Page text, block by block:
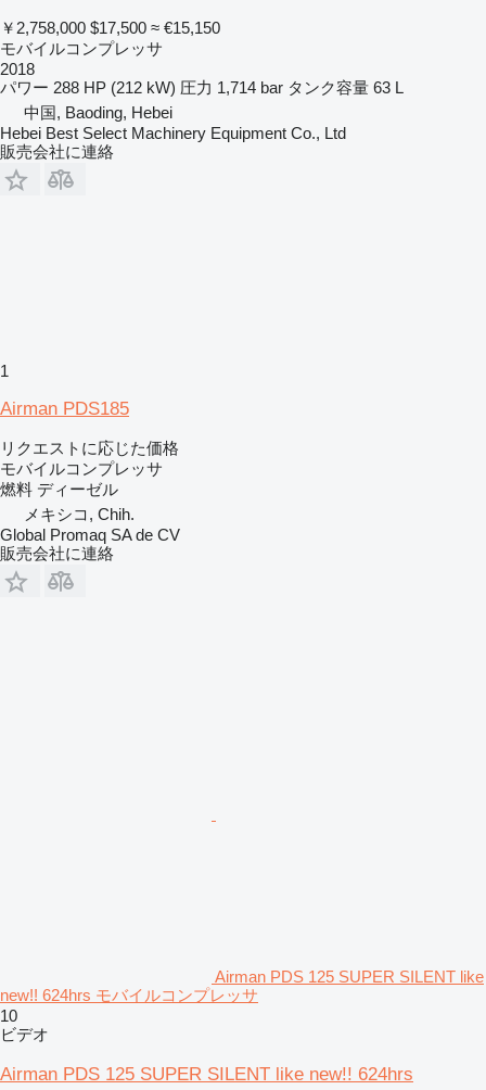
￥2,758,000 $17,500 ≈ €15,150
モバイルコンプレッサ
2018
パワー 288 HP (212 kW) 圧力 1,714 bar タンク容量 63 L
中国, Baoding, Hebei
Hebei Best Select Machinery Equipment Co., Ltd
販売会社に連絡
1
Airman PDS185
リクエストに応じた価格
モバイルコンプレッサ
燃料 ディーゼル
メキシコ, Chih.
Global Promaq SA de CV
販売会社に連絡
Airman PDS 125 SUPER SILENT like
new!! 624hrs モバイルコンプレッサ
10
ビデオ
Airman PDS 125 SUPER SILENT like new!! 624hrs